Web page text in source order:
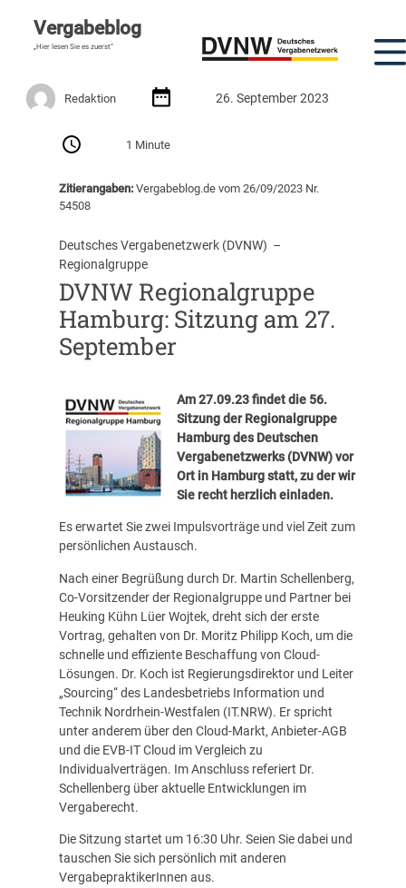
Vergabeblog
„Hier lesen Sie es zuerst“
Redaktion 26. September 2023
1 Minute
Zitierangaben:Vergabeblog.de vom 26/09/2023 Nr.
54508
Deutsches Vergabenetzwerk (DVNW)
Regionalgruppe
DVNW Regionalgruppe
Hamburg: Sitzung am 27.
September
Am 27.09.23 findet die 56.
Sitzung der Regionalgruppe
Hamburg des Deutschen
Vergabenetzwerks (DVNW) vor
Ort in Hamburg statt, zu der wir
Sie recht herzlich einladen.
Es erwartet Sie zwei Impulsvorträge und viel Zeit zum
persönlichen Austausch.
Nach einer Begrüßung durch Dr. Martin Schellenberg,
Co-Vorsitzender der Regionalgruppe und Partner bei
Heuking Kühn Lüer Wojtek, dreht sich der erste
Vortrag, gehalten von Dr. Moritz Philipp Koch, um die
schnelle und effiziente Beschaffung von Cloud-
Lösungen. Dr. Koch ist Regierungsdirektor und Leiter
„Sourcing“ des Landesbetriebs Information und
Technik Nordrhein-Westfalen (IT.NRW). Er spricht
unter anderem über den Cloud-Markt, Anbieter-AGB
und die EVB-IT Cloud im Vergleich zu
Individualverträgen. Im Anschluss referiert Dr.
Schellenberg über aktuelle Entwicklungen im
Vergaberecht.
Die Sitzung startet um 16:30 Uhr. Seien Sie dabei und
tauschen Sie sich persönlich mit anderen
VergabepraktikerInnen aus.